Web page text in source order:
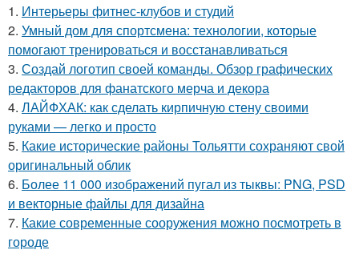
1. Интерьеры фитнес-клубов и студий
2. Умный дом для спортсмена: технологии, которые
помогают тренироваться и восстанавливаться
3. Создай логотип своей команды. Обзор графических
редакторов для фанатского мерча и декора
4. ЛАЙФХАК: как сделать кирпичную стену своими
руками — легко и просто
5. Какие исторические районы Тольятти сохраняют свой
оригинальный облик
6. Более 11 000 изображений пугал из тыквы: PNG, PSD
и векторные файлы для дизайна
7. Какие современные сооружения можно посмотреть в
городе